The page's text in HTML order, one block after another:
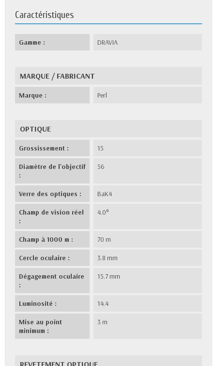
Caractéristiques
Gamme : DRAVIA
MARQUE / FABRICANT
Marque : Perl
OPTIQUE
Grossissement : 15
Diamètre de l'objectif
:
56
Verre des optiques : BaK4
Champ de vision réel
:
4.0°
Champ à 1000 m : 70 m
Cercle oculaire : 3.8 mm
Dégagement oculaire
:
15.7 mm
Luminosité : 14.4
Mise au point
minimum :
3 m